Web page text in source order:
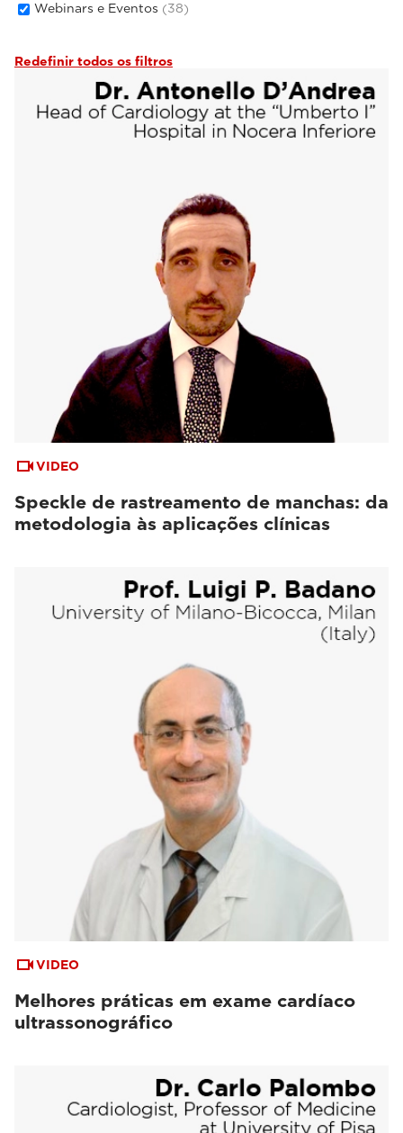
Webinars e Eventos (38)
Redefinir todos os filtros
VIDEO
Speckle de rastreamento de manchas: da
metodologia às aplicações clínicas
VIDEO
Melhores práticas em exame cardíaco
ultrassonográfico